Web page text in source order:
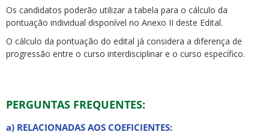
Os candidatos poderão utilizar a tabela para o cálculo da
pontuação individual disponível no Anexo II deste Edital.
O cálculo da pontuação do edital já considera a diferença de
progressão entre o curso interdisciplinar e o curso específico.
PERGUNTAS FREQUENTES:
a) RELACIONADAS AOS COEFICIENTES: